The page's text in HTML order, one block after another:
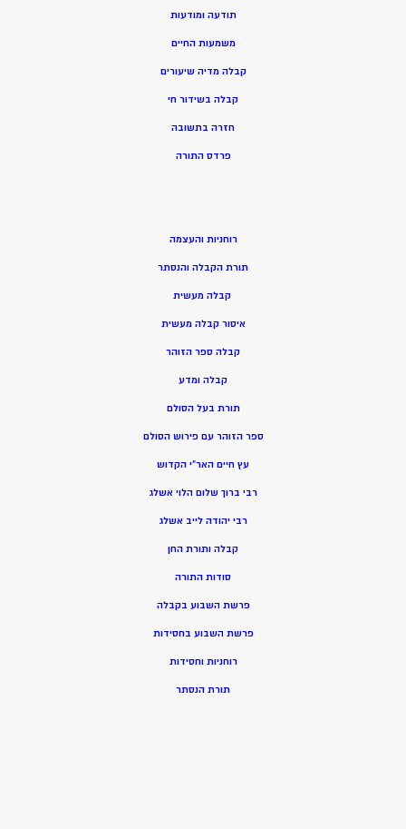
תודעה ומודעות
משמעות החיים
קבלה מדיה שיעורים
קבלה בשידור חי
חזרה בתשובה
פרדס התורה
רוחניות והעצמה
תורת הקבלה והנסתר
קבלה מעשית
איסור קבלה מעשית
קבלה ספר הזוהר
קבלה ומדע
תורת בעל הסולם
ספר הזוהר עם פירוש הסולם
עץ חיים האר”י הקדוש
רבי ברוך שלום הלוי אשלג
רבי יהודה לייב אשלג
קבלה ותורת החן
סודות התורה
פרשת השבוע בקבלה
פרשת השבוע בחסידות
רוחניות וחסידות
תורת הנסתר